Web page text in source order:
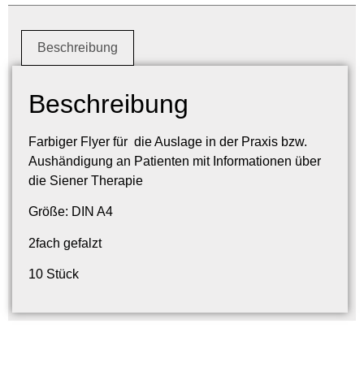
Beschreibung
Beschreibung
Farbiger Flyer für die Auslage in der Praxis bzw.
Aushändigung an Patienten mit Informationen über
die Siener Therapie
Größe: DIN A4
2fach gefalzt
10 Stück